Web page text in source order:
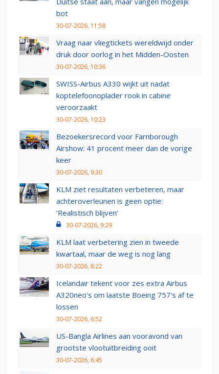
bot
30-07-2026, 11:58
Vraag naar vliegtickets wereldwijd onder
druk door oorlog in het Midden-Oosten
30-07-2026, 10:36
SWISS-Airbus A330 wijkt uit nadat
koptelefoonoplader rook in cabine
veroorzaakt
30-07-2026, 10:23
Bezoekersrecord voor Farnborough
Airshow: 41 procent meer dan de vorige
keer
30-07-2026, 9:30
KLM ziet resultaten verbeteren, maar
achteroverleunen is geen optie:
‘Realistisch blijven’
30-07-2026, 9:29
KLM laat verbetering zien in tweede
kwartaal, maar de weg is nog lang
30-07-2026, 8:22
Icelandair tekent voor zes extra Airbus
A320neo's om laatste Boeing 757's af te
lossen
30-07-2026, 6:52
US-Bangla Airlines aan vooravond van
grootste vlootuitbreiding ooit
30-07-2026, 6:45